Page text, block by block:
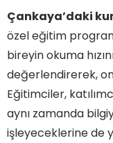
Çankaya’daki
özel eğitim
bireyin okuma
değerlendirerek,
Eğitimciler,
aynı zamanda
işleyeceklerine de